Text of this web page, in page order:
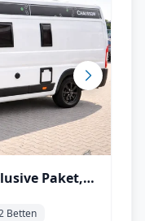
Paket,
Betten